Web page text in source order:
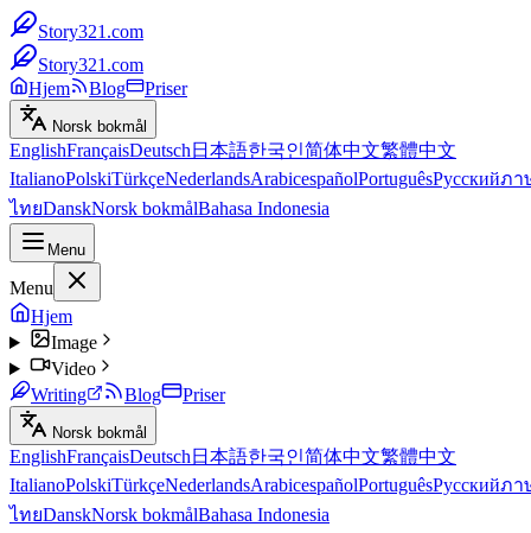
Story321.com
Story321.com
Hjem
Blog Priser
Norsk bokmål
EnglishFrançaisDeutsch 日本語한국인简体中文繁體中文
ItalianoPolskiTürkçeNederlandsArabicespañolPortuguêsРусскийภา
ไทยDanskNorsk bokmålBahasa Indonesia
Menu
Menu
Hjem
Image
Video
Writing
Blog Priser
Norsk bokmål
EnglishFrançaisDeutsch 日本語한국인简体中文繁體中文
ItalianoPolskiTürkçeNederlandsArabicespañolPortuguêsРусскийภา
ไทยDanskNorsk bokmålBahasa Indonesia